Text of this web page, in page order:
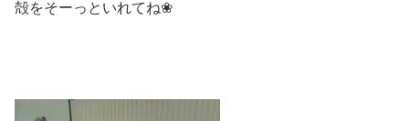
殻をそーっといれてね❀